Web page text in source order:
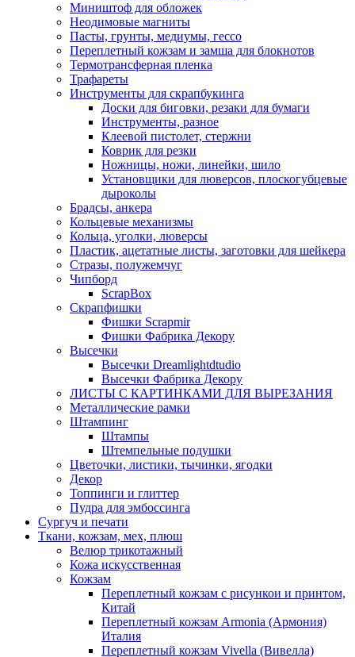
Миништоф для обложек
Неодимовые магниты
Пасты, грунты, медиумы, гессо
Переплетный кожзам и замша для блокнотов
Термотрансферная пленка
Трафареты
Инструменты для скрапбукинга
Доски для биговки, резаки для бумаги
Инструменты, разное
Клеевой пистолет, стержни
Коврик для резки
Ножницы, ножи, линейки, шило
Установщики для люверсов, плоскогубцевые
дыроколы
Брадсы, анкера
Кольцевые механизмы
Кольца, уголки, люверсы
Пластик, ацетатные листы, заготовки для шейкера
Стразы, полужемчуг
Чипборд
ScrapBox
Скрапфишки
Фишки Scrapmir
Фишки Фабрика Декору
Высечки
Высечки Dreamlightdtudio
Высечки Фабрика Декору
ЛИСТЫ С КАРТИНКАМИ ДЛЯ ВЫРЕЗАНИЯ
Металлические рамки
Штампинг
Штампы
Штемпельные подушки
Цветочки, листики, тычинки, ягодки
Декор
Топпинги и глиттер
Пудра для эмбоссинга
Сургуч и печати
Ткани, кожзам, мех, плюш
Велюр трикотажный
Кожа искусственная
Кожзам
Переплетный кожзам с рисункои и принтом,
Китай
Переплетный кожзам Armonia (Армония)
Италия
Переплетный кожзам Vivella (Вивелла)